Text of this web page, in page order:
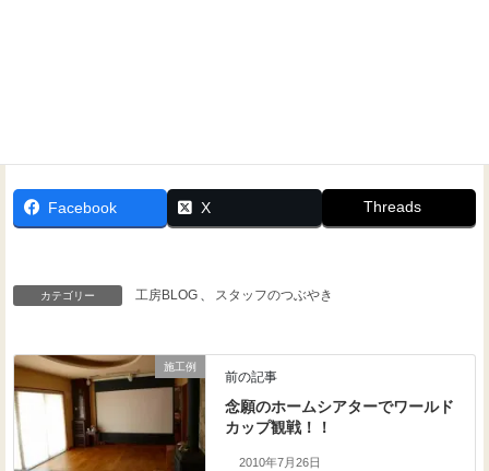
Facebook X Threads
カテゴリー 工房BLOG 、 スタッフのつぶやき
施工例
前の記事
念願のホームシアターでワールド
カップ観戦！！
2010年7月26日